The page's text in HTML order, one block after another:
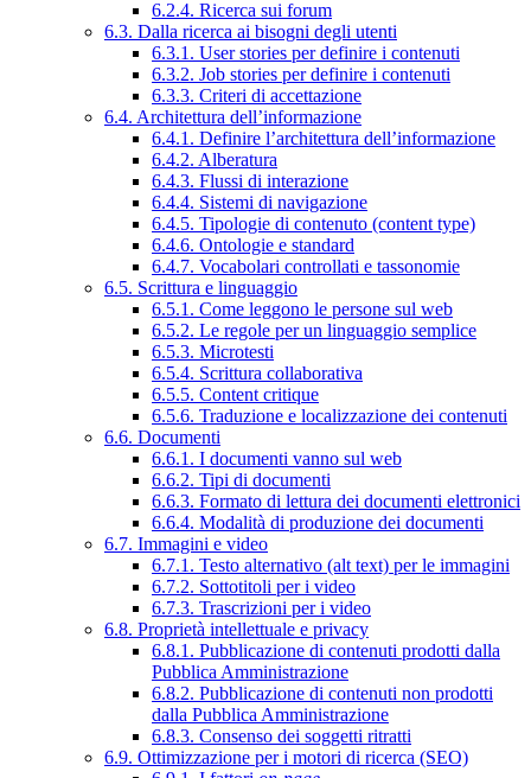
6.2.4. Ricerca sui forum
6.3. Dalla ricerca ai bisogni degli utenti
6.3.1. User stories per definire i contenuti
6.3.2. Job stories per definire i contenuti
6.3.3. Criteri di accettazione
6.4. Architettura dell’informazione
6.4.1. Definire l’architettura dell’informazione
6.4.2. Alberatura
6.4.3. Flussi di interazione
6.4.4. Sistemi di navigazione
6.4.5. Tipologie di contenuto (content type)
6.4.6. Ontologie e standard
6.4.7. Vocabolari controllati e tassonomie
6.5. Scrittura e linguaggio
6.5.1. Come leggono le persone sul web
6.5.2. Le regole per un linguaggio semplice
6.5.3. Microtesti
6.5.4. Scrittura collaborativa
6.5.5. Content critique
6.5.6. Traduzione e localizzazione dei contenuti
6.6. Documenti
6.6.1. I documenti vanno sul web
6.6.2. Tipi di documenti
6.6.3. Formato di lettura dei documenti elettronici
6.6.4. Modalità di produzione dei documenti
6.7. Immagini e video
6.7.1. Testo alternativo (alt text) per le immagini
6.7.2. Sottotitoli per i video
6.7.3. Trascrizioni per i video
6.8. Proprietà intellettuale e privacy
6.8.1. Pubblicazione di contenuti prodotti dalla
Pubblica Amministrazione
6.8.2. Pubblicazione di contenuti non prodotti
dalla Pubblica Amministrazione
6.8.3. Consenso dei soggetti ritratti
6.9. Ottimizzazione per i motori di ricerca (SEO)